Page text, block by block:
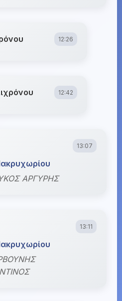
12:26
12:42
13:07
ΑΡΓΥΡΗΣ
13:11